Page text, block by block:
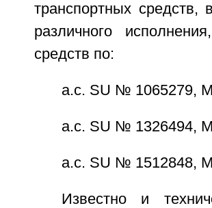
транспортных
различного
средств по:
а.с. SU № 1065279,
а.с. SU № 1326494,
а.с. SU № 1512848,
Известно и